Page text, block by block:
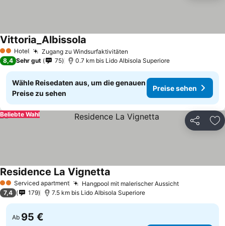
2 Sterne
Hotel Zugang zu Windsurfaktivitäten
Vittoria_Albissola
8,4 Sehr gut 75 0.7 km bis Lido Albisola Superiore
Wähle Reisedaten aus, um die genauen
Preise zu sehen
Preise sehen
Teilen
Beliebte Wahl
2 SterneServiced apartment Hangpool mit malerischer Aussicht
Residence La Vignetta
7,4 179 7.5 km bis Lido Albisola Superiore
Ab 95 €